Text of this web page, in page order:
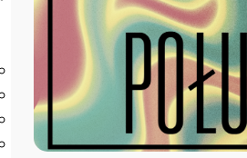
Podstawowych
Biblioteka
O bibliotece
Godziny otwarcia
Katalog
Nowości